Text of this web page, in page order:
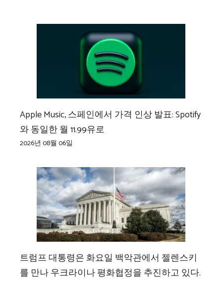
Apple Music, 스페인에서 가격 인상 발표: Spotify
와 동일한 월 11.99유로
2026년 08월 06일
트럼프 대통령은 화요일 백악관에서 젤렌스키
를 만나 우크라이나 평화협정을 추진하고 있다.